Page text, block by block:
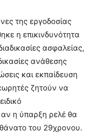
της εργοδοσίας
η επικινδυνότητα
ασφαλείας,
ανάθεσης
και εκπαίδευση
ζητούν να
η ύπαρξη ρελέ θα
του 29χρονου.